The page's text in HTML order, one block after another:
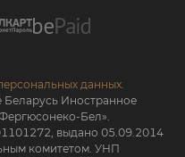
данных.
Беларусь Иностранное
Бел».
выдано 05.09.2014
комитетом. УНП